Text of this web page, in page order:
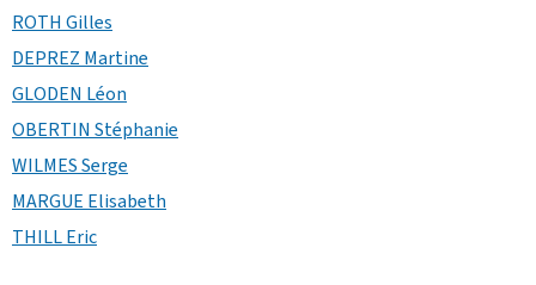
ROTH Gilles
DEPREZ Martine
GLODEN Léon
OBERTIN Stéphanie
WILMES Serge
MARGUE Elisabeth
THILL Eric